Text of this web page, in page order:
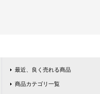
最近、良く売れる商品
商品カテゴリ一覧